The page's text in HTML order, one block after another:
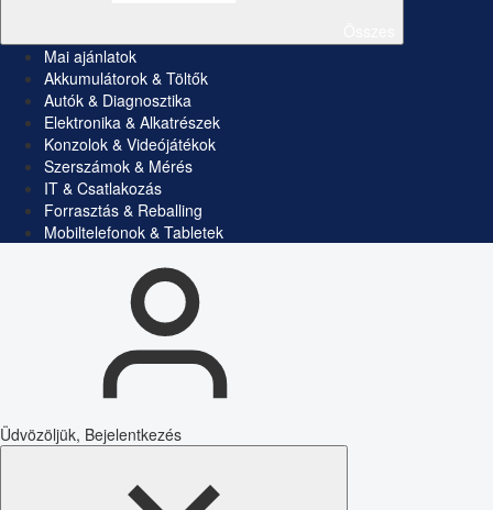
Mai ajánlatok
Akkumulátorok & Töltők
Autók & Diagnosztika
Elektronika & Alkatrészek
Konzolok & Videójátékok
Szerszámok & Mérés
IT & Csatlakozás
Forrasztás & Reballing
Mobiltelefonok & Tabletek
Üdvözöljük, Bejelentkezés